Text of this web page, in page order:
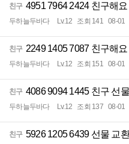
친구 4951 7964 2424 친구해
두하늘두바다 Lv.12 조회 141 08-01
친구 2249 1405 7087 친구해
두하늘두바다 Lv.12 조회 151 08-01
친구 4086 9094 1445 친구 선
두하늘두바다 Lv.12 조회 137 08-01
친구 5926 1205 6439 선물 교